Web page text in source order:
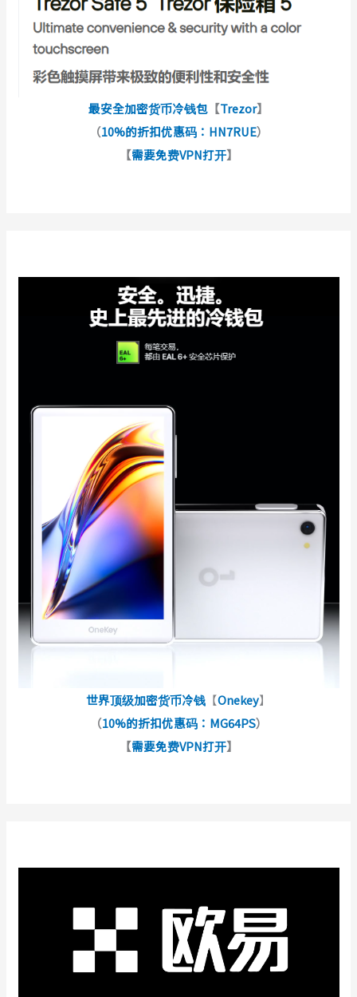
最安全加密货币冷钱包 【Trezor】
（10%的折扣优惠码：HN7RUE）
【需要免费VPN打开】
世界顶级加密货币冷钱 【Onekey】
（10%的折扣优惠码：MG64PS）
【需要免费VPN打开】